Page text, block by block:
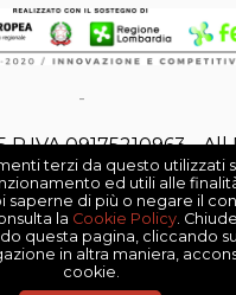
-
P,IVA 09175210963 - All
Policy-Cookie
legali
terzi da questo utilizzati
ed utili alle
saperne di più o negare il
la Cookie Policy.
questa pagina, cliccando
in altra maniera,
cookie.